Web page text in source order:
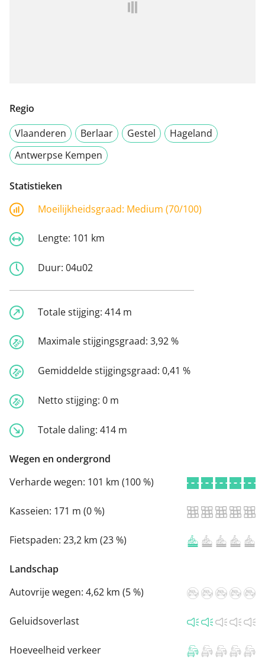
Regio
Vlaanderen
Berlaar Gestel
Hageland
Antwerpse Kempen
Statistieken
Moeilijkheidsgraad: Medium (70/100)
Lengte: 101 km
Duur: 04u02
Totale stijging: 414 m
Maximale stijgingsgraad: 3,92 %
Gemiddelde stijgingsgraad: 0,41 %
Netto stijging: 0 m
Totale daling: 414 m
Wegen en ondergrond
Verharde wegen: 101 km (100 %)
Kasseien: 171 m (0 %)
Fietspaden: 23,2 km (23 %)
Landschap
Autovrije wegen: 4,62 km (5 %)
Geluidsoverlast
Hoeveelheid verkeer